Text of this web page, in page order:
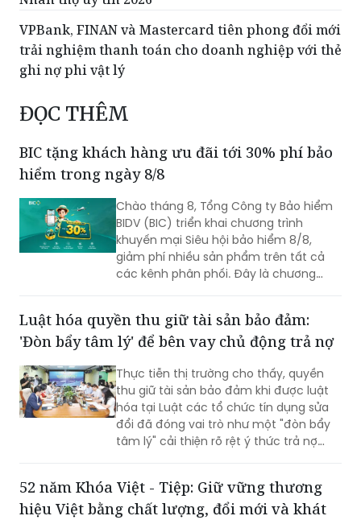
VPBank, FINAN và Mastercard tiên phong đổi mới
trải nghiệm thanh toán cho doanh nghiệp với thẻ
ghi nợ phi vật lý
ĐỌC THÊM
BIC tặng khách hàng ưu đãi tới 30% phí bảo
hiểm trong ngày 8/8
Chào tháng 8, Tổng Công ty Bảo hiểm
BIDV (BIC) triển khai chương trình
khuyến mại Siêu hội bảo hiểm 8/8,
giảm phí nhiều sản phẩm trên tất cả
các kênh phân phối. Đây là chương
Luật hóa quyền thu giữ tài sản bảo đảm:
'Đòn bẩy tâm lý' để bên vay chủ động trả nợ
Thực tiễn thị trường cho thấy, quyền
thu giữ tài sản bảo đảm khi được luật
hóa tại Luật các tổ chức tín dụng sửa
đổi đã đóng vai trò như một "đòn bẩy
tâm lý" cải thiện rõ rệt ý thức trả nợ
52 năm Khóa Việt - Tiệp: Giữ vững thương
hiệu Việt bằng chất lượng, đổi mới và khát